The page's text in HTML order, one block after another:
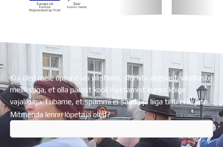
Kui oled meie õpilane või vilistlane, siis liitu aegsasti vilistlaste
meililistiga, et olla pärast kooli lõpetamist kursis kõige
vajalikuga. Lubame, et spämmi ei saada ja liiga tihti ei kirjuta.
Mitmenda lennu lõpetaja oled?